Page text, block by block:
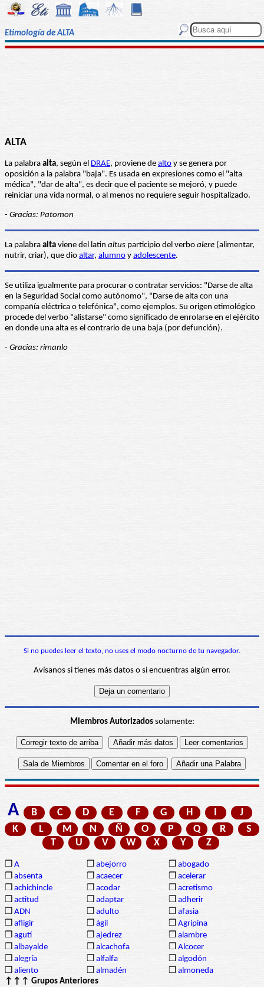
Etimología de ALTA
ALTA
La palabra alta, según el DRAE, proviene de alto y se genera por
oposición a la palabra "baja". Es usada en expresiones como el "alta
médica", "dar de alta", es decir que el paciente se mejoró, y puede
reiniciar una vida normal, o al menos no requiere seguir hospitalizado.
- Gracias: Patomon
La palabra alta viene del latin altus participio del verbo alere (alimentar,
nutrir, criar), que dio altar, alumno y adolescente.
Se utiliza igualmente para procurar o contratar servicios: "Darse de alta
en la Seguridad Social como autónomo", "Darse de alta con una
compañía eléctrica o telefónica", como ejemplos. Su origen etimológico
procede del verbo "alistarse" como significado de enrolarse en el ejército
en donde una alta es el contrario de una baja (por defunción).
- Gracias: rimanlo
Si no puedes leer el texto, no uses el modo nocturno de tu navegador.
Avísanos si tienes más datos o si encuentras algún error.
Miembros Autorizadossolamente:
A B C D E F G H I
J
K
L M N Ñ O P Q R
S
T
U V W X Y Z
❒ A ❒ abejorro ❒ abogado
❒ absenta ❒ acaecer ❒ acelerar
❒ achichincle ❒ acodar ❒ acretismo
❒ actitud ❒ adaptar ❒ adherir
❒ ADN ❒ adulto ❒ afasia
❒ afligir ❒ ágil ❒ Agripina
❒ agutí ❒ ajedrez ❒ alambre
❒ albayalde ❒ alcachofa ❒ Alcocer
❒ alegría ❒ alfalfa ❒ algodón
❒ aliento ❒ almadén ❒ almoneda
↑↑↑ Grupos Anteriores